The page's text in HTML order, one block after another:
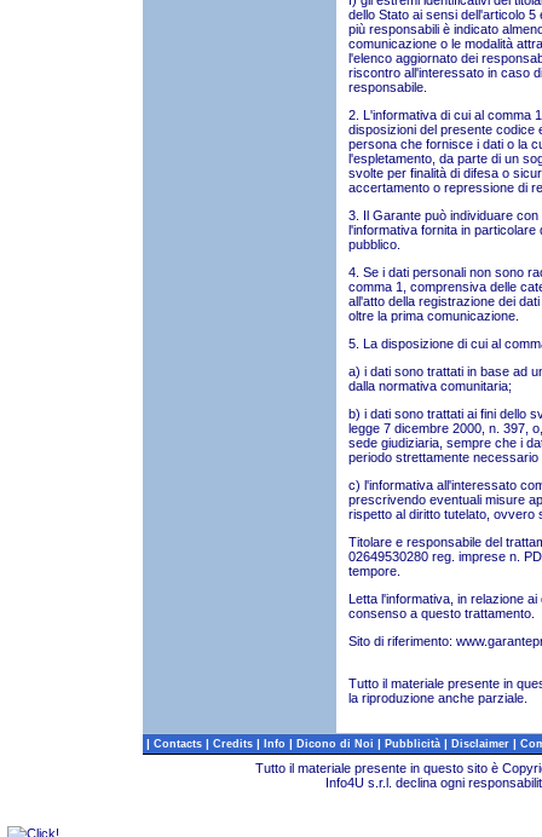
dello Stato ai sensi dell'articolo
più responsabili è indicato
comunicazione o le modalità
l'elenco aggiornato dei
riscontro all'interessato in caso
responsabile.
2. L'informativa di cui al comma
disposizioni del presente codice
persona che fornisce i dati o la
l'espletamento, da parte di un
svolte per finalità di difesa o
accertamento o repressione di
3. Il Garante può individuare
l'informativa fornita in
pubblico.
4. Se i dati personali non sono
comma 1, comprensiva delle
all'atto della registrazione dei
oltre la prima comunicazione.
5. La disposizione di cui al
a) i dati sono trattati in base ad
dalla normativa comunitaria;
b) i dati sono trattati ai fini dello
legge 7 dicembre 2000, n. 397,
sede giudiziaria, sempre che i
periodo strettamente necessario
c) l'informativa all'interessato
prescrivendo eventuali misure
rispetto al diritto tutelato, ovvero
Titolare e responsabile del
02649530280 reg. imprese n.
tempore.
Letta l'informativa, in relazione
consenso a questo trattamento.
Sito di riferimento:
Tutto il materiale presente in
la riproduzione anche parziale.
| Contacts | Credits | Info | Dicono di Noi | Pubblicità | Disclaimer |
Tutto il materiale presente in questo sito è
Info4U s.r.l. declina ogni